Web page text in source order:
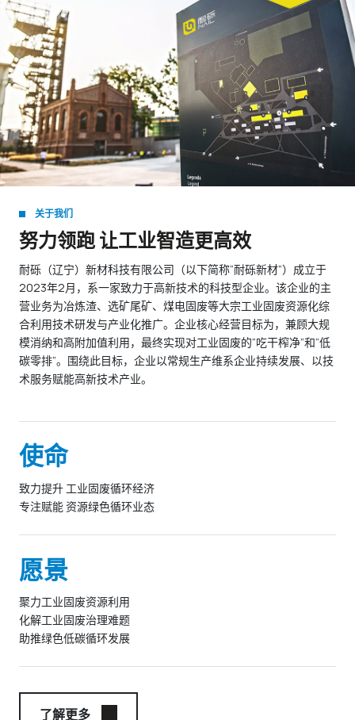
关于我们
努力领跑 让工业智造更高效
耐砾（辽宁）新材科技有限公司（以下简称“耐砾新材”）成立于
2023年2月，系一家致力于高新技术的科技型企业。该企业的主
营业务为冶炼渣、选矿尾矿、煤电固废等大宗工业固废资源化综
合利用技术研发与产业化推广。企业核心经营目标为，兼顾大规
模消纳和高附加值利用，最终实现对工业固废的“吃干榨净”和“低
碳零排”。围绕此目标，企业以常规生产维系企业持续发展、以技
术服务赋能高新技术产业。
使命
致力提升 工业固废循环经济
专注赋能 资源绿色循环业态
愿景
聚力工业固废资源利用
化解工业固废治理难题
助推绿色低碳循环发展
了解更多